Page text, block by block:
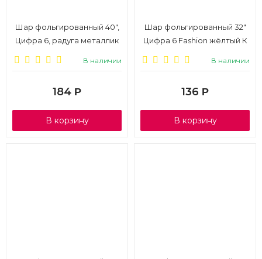
Шар фольгированный 40",
Цифра 6, радуга металлик
В наличии
184 Р
В корзину
Шар фольгированный 32"
Цифра 6 Fashion жёлтый К
В наличии
136 Р
В корзину